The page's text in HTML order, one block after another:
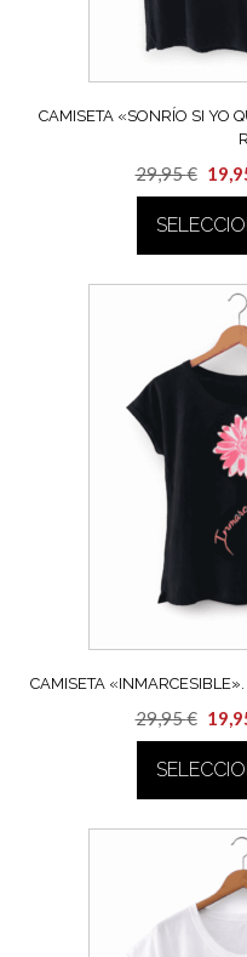
CAMISETA «SONRÍO SI YO
29,95€ El
era:
CAMISETA
29,95€ El
era: